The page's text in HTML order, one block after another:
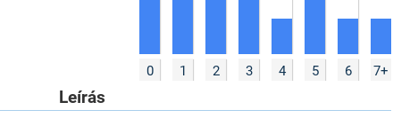
0 1 2 3 4 5 6 7+
Leírás